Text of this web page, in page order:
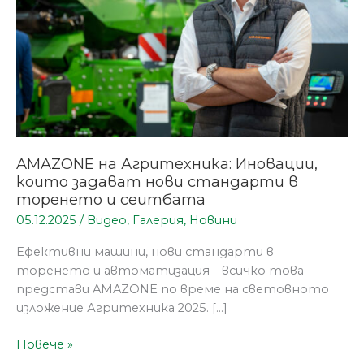
AMAZONE на Агритехника: Иновации,
които задават нови стандарти в
торенето и сеитбата
05.12.2025 / Видео, Галерия, Новини
Ефективни машини, нови стандарти в
торенето и автоматизация – всичко това
представи AMAZONE по време на световното
изложение Агритехника 2025. […]
стандарти
в
торенето
сеитбата
Повече »